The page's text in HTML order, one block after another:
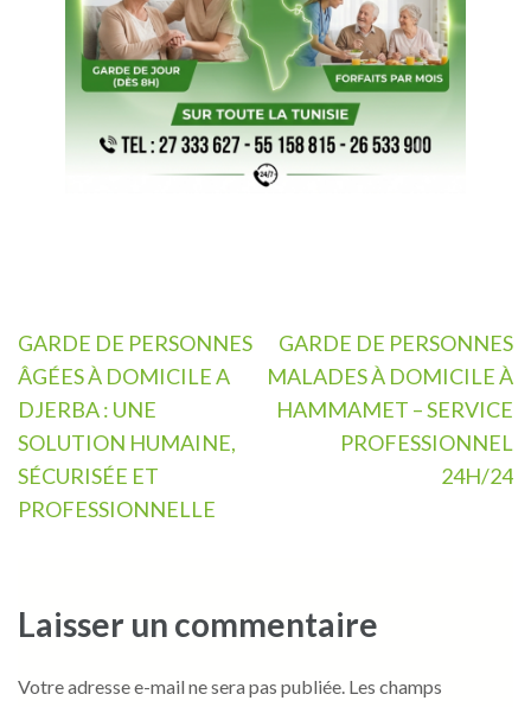
Navigation
de
l’article
GARDE DE PERSONNES
ÂGÉES À DOMICILE A
DJERBA : UNE
SOLUTION HUMAINE,
SÉCURISÉE ET
PROFESSIONNELLE
GARDE DE PERSONNES
MALADES À DOMICILE À
HAMMAMET – SERVICE
PROFESSIONNEL
24H/24
Laisser un commentaire
Votre adresse e-mail ne sera pas publiée. Les champs